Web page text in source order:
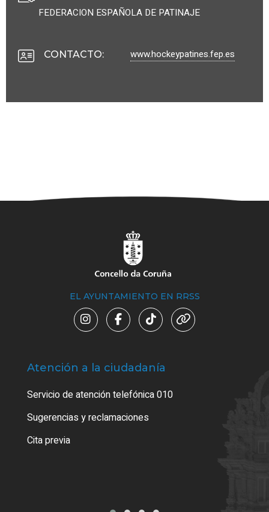
FEDERACION ESPAÑOLA DE PATINAJE
CONTACTO: www.hockeypatines.fep.es
EL AYUNTAMIENTO EN RRSS
Atención a la ciudadanía
Servicio de atención telefónica 010
Sugerencias y reclamaciones
Cita previa